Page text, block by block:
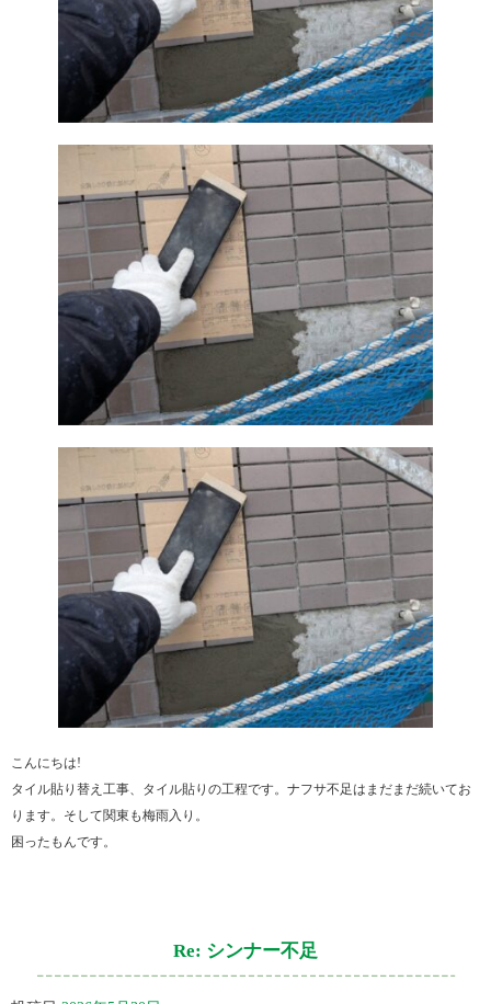
こんにちは!
タイル貼り替え工事、タイル貼りの工程です。ナフサ不足はまだまだ続いてお
ります。そして関東も梅雨入り。
困ったもんです。
Re: シンナー不足